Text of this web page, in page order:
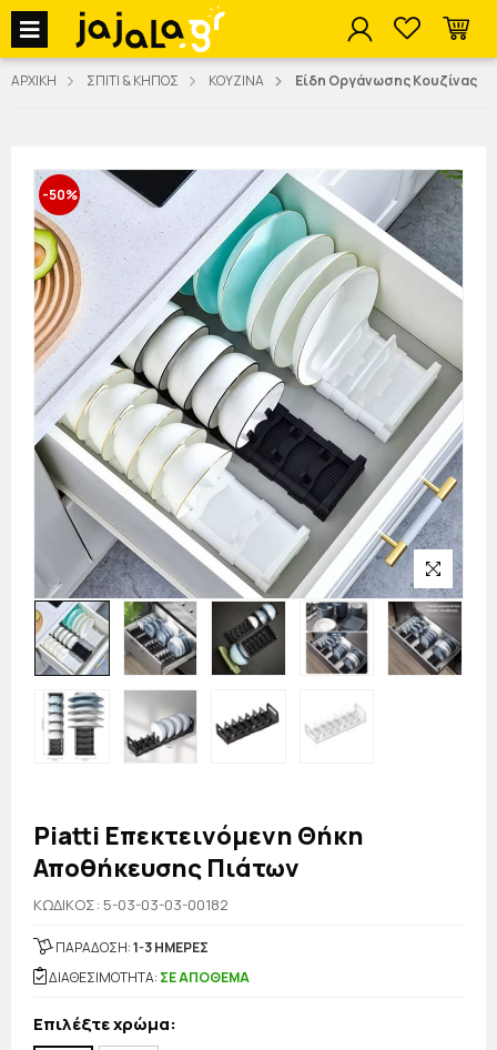
jajala Menu
ΑΡΧΙΚΗ ΣΠΙΤΙ & ΚΗΠΟΣ ΚΟΥΖΙΝΑ Είδη Οργάνωσης Κουζίνας
-50%
Piatti Επεκτεινόμενη Θήκη
Αποθήκευσης Πιάτων
KΩΔΙΚΟΣ: 5-03-03-03-00182
ΠΑΡΑΔΟΣΗ:1-3 ΗΜΕΡΕΣ
ΔΙΑΘΕΣΙΜΟΤΗΤΑ: ΣΕ ΑΠΟΘΕΜΑ
Επιλέξτε χρώμα: